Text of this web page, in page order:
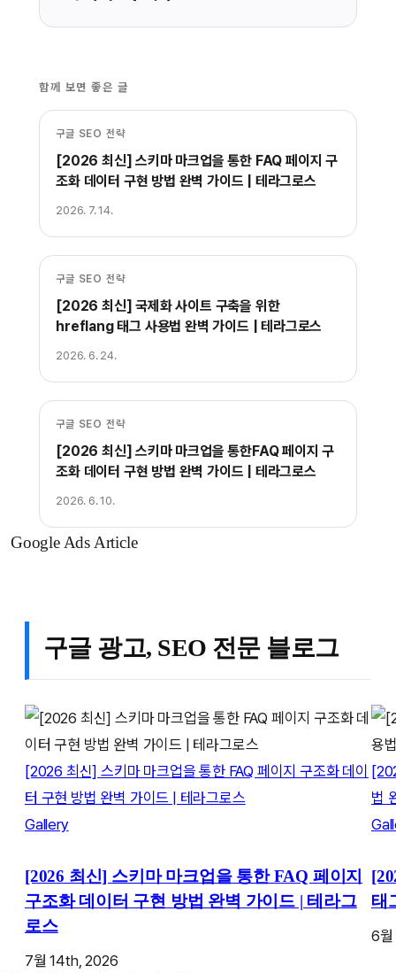
함께 보면 좋은 글
구글 SEO 전략
[2026 최신] 스키마 마크업을 통한 FAQ 페이지 구
조화 데이터 구현 방법 완벽 가이드 | 테라그로스
2026. 7. 14.
구글 SEO 전략
[2026 최신] 국제화 사이트 구축을 위한
hreflang 태그 사용법 완벽 가이드 | 테라그로스
2026. 6. 24.
구글 SEO 전략
[2026 최신] 스키마 마크업을 통한FAQ 페이지 구
조화 데이터 구현 방법 완벽 가이드 | 테라그로스
2026. 6. 10.
Google Ads Article
구글 광고, SEO 전문 블로그
[2026 최신] 스키마 마크업을 통한 FAQ 페이지 구조화 데이
터 구현 방법 완벽 가이드 | 테라그로스
Gallery
[2026 최신] 스키마 마크업을 통한 FAQ 페이지
구조화 데이터 구현 방법 완벽 가이드 | 테라그
로스
7월 14th, 2026
법
태
6